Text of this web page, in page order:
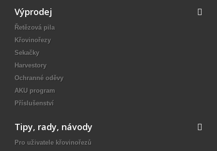
Výprodej
Řetězová pila
Křovinořezy
Sekačky
Harvestory
Ochranné oděvy
AKU program
Příslušenství
Tipy, rady, návody
Pro uživatele křovinořezů